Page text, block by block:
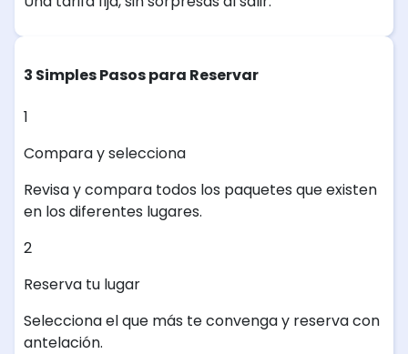
3 Simples Pasos para Reservar
1
Compara y selecciona
Revisa y compara todos los paquetes que existen
en los diferentes lugares.
2
Reserva tu lugar
Selecciona el que más te convenga y reserva con
antelación.